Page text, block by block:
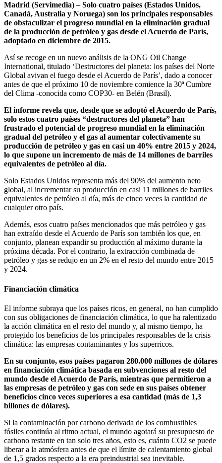
Madrid (Servimedia) – Solo cuatro países (Estados Unidos,
Canadá, Australia y Noruega) son los principales responsables
de obstaculizar el progreso mundial en la eliminación gradual
de la producción de petróleo y gas desde el Acuerdo de París,
adoptado en diciembre de 2015.
Así se recoge en un nuevo análisis de la ONG Oil Change
International, titulado ‘Destructores del planeta: los países del Norte
Global avivan el fuego desde el Acuerdo de París’, dado a conocer
antes de que el próximo 10 de noviembre comience la 30ª Cumbre
del Clima -conocida como COP30- en Belén (Brasil).
El informe revela que, desde que se adoptó el Acuerdo de París,
solo estos cuatro países “destructores del planeta” han
frustrado el potencial de progreso mundial en la eliminación
gradual del petróleo y el gas al aumentar colectivamente su
producción de petróleo y gas en casi un 40% entre 2015 y 2024,
lo que supone un incremento de más de 14 millones de barriles
equivalentes de petróleo al día.
Solo Estados Unidos representa más del 90% del aumento neto
global, al incrementar su producción en casi 11 millones de barriles
equivalentes de petróleo al día, más de cinco veces la cantidad de
cualquier otro país.
Además, esos cuatro países mencionados que más petróleo y gas
han extraído desde el Acuerdo de París son también los que, en
conjunto, planean expandir su producción al máximo durante la
próxima década. Por el contrario, la extracción combinada de
petróleo y gas se redujo en un 2% en el resto del mundo entre 2015
y 2024.
Financiación climática
El informe subraya que los países ricos, en general, no han cumplido
con sus obligaciones de financiación climática, lo que ha ralentizado
la acción climática en el resto del mundo y, al mismo tiempo, ha
protegido los beneficios de los principales responsables de la crisis
climática: las empresas contaminantes y los superricos.
En su conjunto, esos países pagaron 280.000 millones de dólares
en financiación climática basada en subvenciones al resto del
mundo desde el Acuerdo de París, mientras que permitieron a
las empresas de petróleo y gas con sede en sus países obtener
beneficios cinco veces superiores a esa cantidad (más de 1,3
billones de dólares).
Si la contaminación por carbono derivada de los combustibles
fósiles continúa al ritmo actual, el mundo agotará su presupuesto de
carbono restante en tan solo tres años, esto es, cuánto CO2 se puede
liberar a la atmósfera antes de que el límite de calentamiento global
de 1,5 grados respecto a la era preindustrial sea inevitable.